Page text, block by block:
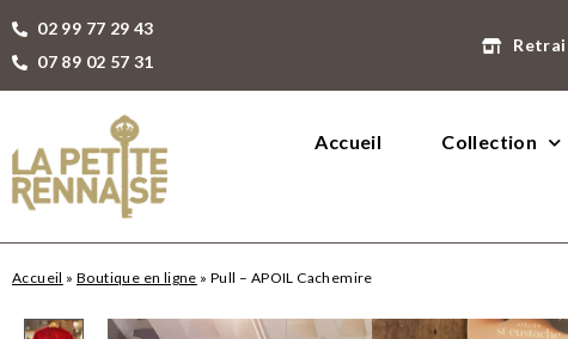
02 99 77 29 43
07 89 02 57 31
Accueil Collection
Accueil »Boutique en ligne »Pull – APOIL Cachemire